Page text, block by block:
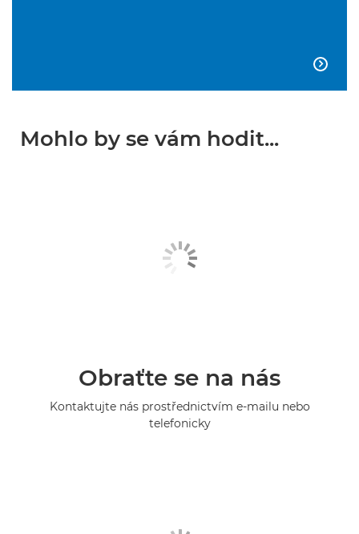

Mohlo by se vám hodit...
Obraťte se na nás
Kontaktujte nás prostřednictvím e-mailu nebo
telefonicky